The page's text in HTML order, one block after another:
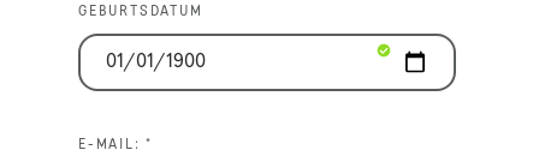
GEBURTSDATUM
E-MAIL: *